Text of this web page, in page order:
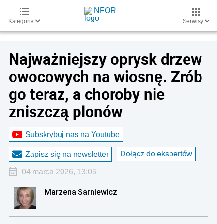
Kategorie Serwisy
Najważniejszy oprysk drzew
owocowych na wiosnę. Zrób
go teraz, a choroby nie
zniszczą plonów
Subskrybuj nas na Youtube
Zapisz się na newsletter Dołącz do ekspertów
04 marca 2026, 13:06
Marzena Sarniewicz